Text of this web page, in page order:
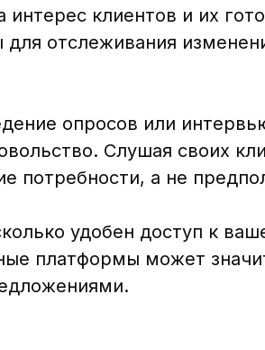
клиентов и их
для отслеживания
опросов или
Слушая своих
потребности, а не
удобен доступ к
платформы может